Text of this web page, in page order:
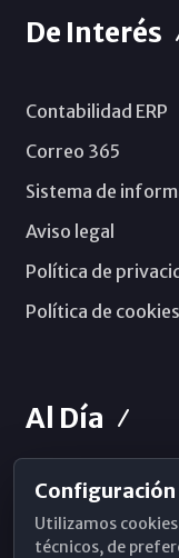
De Interés
Contabilidad ERP
Correo 365
Sistema de
Aviso legal
Política de
Política de cookies
Al Día
Horarios de Misa
Hemeroteca
Utilizamos
técnicos, de